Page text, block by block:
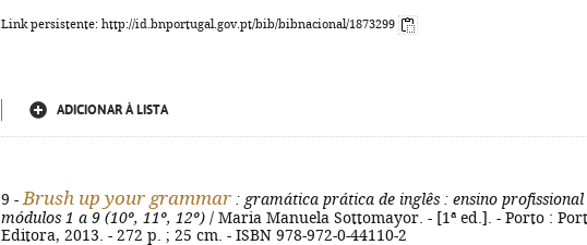
Link persistente: http://id.bnportugal.gov.pt/bib/bibnacional/1873299
ADICIONAR À LISTA
9 - Brush up your grammar : gramática prática de inglês : ensino profissional
módulos 1 a 9 (10º, 11º, 12º) / Maria Manuela Sottomayor. - [1ª ed.]. - Porto :
Editora, 2013. - 272 p. ; 25 cm. - ISBN 978-972-0-44110-2